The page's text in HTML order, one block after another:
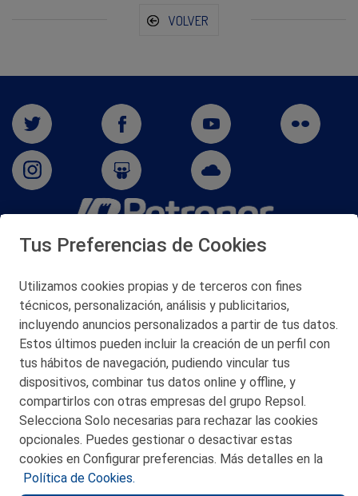
VOLVER
San Martín 5-Edificio Muñatones,
© 2026 Petronor S.A.
CONTACTO
MAPA WEB
POLITICA DE PRIVACIDAD
Tus Preferencias de Cookies
Utilizamos cookies propias y de terceros con fines
técnicos, personalización, análisis y publicitarios,
incluyendo anuncios personalizados a partir de tus datos.
Estos últimos pueden incluir la creación de un perfil con
tus hábitos de navegación, pudiendo vincular tus
dispositivos, combinar tus datos online y offline, y
compartirlos con otras empresas del grupo Repsol.
Selecciona Solo necesarias para rechazar las cookies
opcionales. Puedes gestionar o desactivar estas
cookies en Configurar preferencias. Más detalles en la
Política de Cookies.